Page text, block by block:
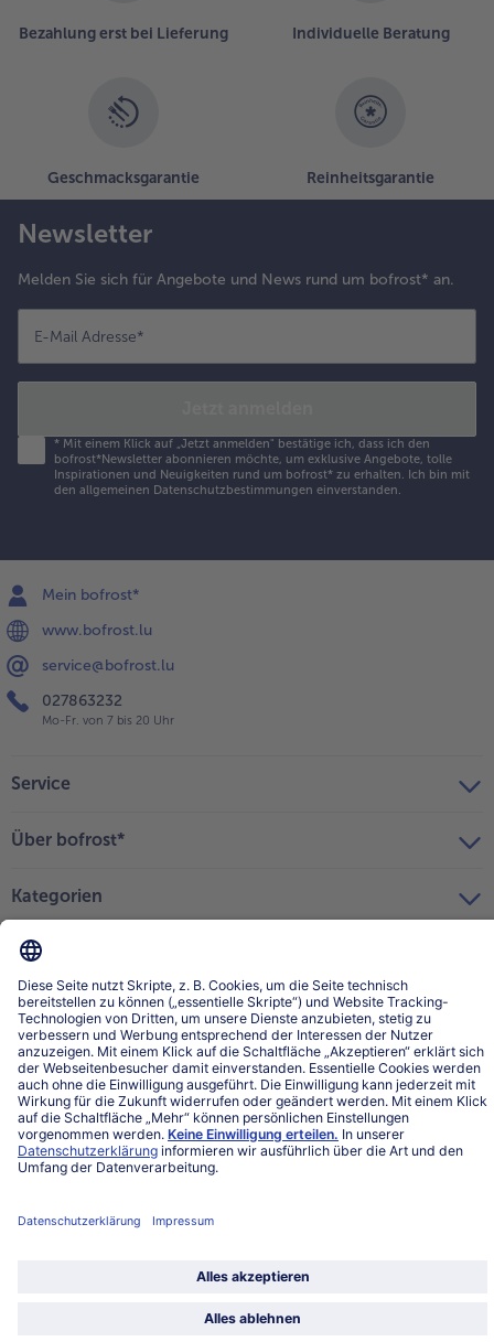
Bezahlung erst bei Lieferung Individuelle Beratung
Geschmacksgarantie Reinheitsgarantie
Newsletter
Melden Sie sich für Angebote und News rund um bofrost* an.
E-Mail Adresse*
* Mit einem Klick auf „Jetzt anmelden" bestätige ich, dass ich den
bofrost*Newsletter abonnieren möchte, um exklusive Angebote, tolle
Inspirationen und Neuigkeiten rund um bofrost* zu erhalten. Ich bin mit
den allgemeinen Datenschutzbestimmungen einverstanden.
Mein bofrost*
www.bofrost.lu
service@bofrost.lu
027863232
Mo-Fr. von 7 bis 20 Uhr
Service
Über bofrost*
Kategorien
Land / Sprache wählen